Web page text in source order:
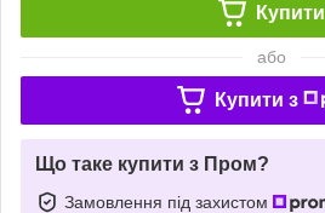
Купити
або
Купити з
Що таке купити з Пром?
Замовлення під захистом